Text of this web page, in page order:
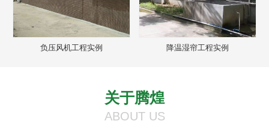
负压风机工程实例 降温湿帘工程实例
关于腾煌
ABOUT US